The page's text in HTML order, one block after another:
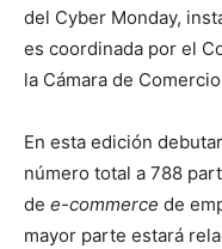
del Cyber Monday,
es coordinada por el
la Cámara de
En esta edición
número total a 788
de e-commerce de
mayor parte estará